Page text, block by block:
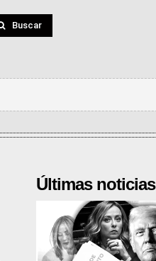
Buscar
Últimas noticias